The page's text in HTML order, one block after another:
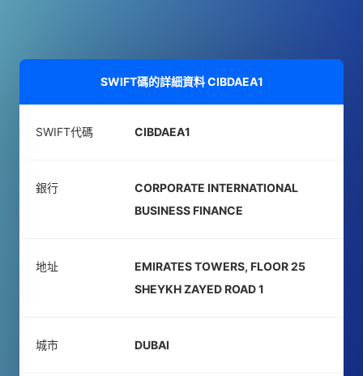
SWIFT碼的詳細資料CIBDAEA1
SWIFT代碼 CIBDAEA1
銀行
CORPORATE INTERNATIONAL
BUSINESS FINANCE
地址
EMIRATES TOWERS, FLOOR 25
SHEYKH ZAYED ROAD 1
城市 DUBAI